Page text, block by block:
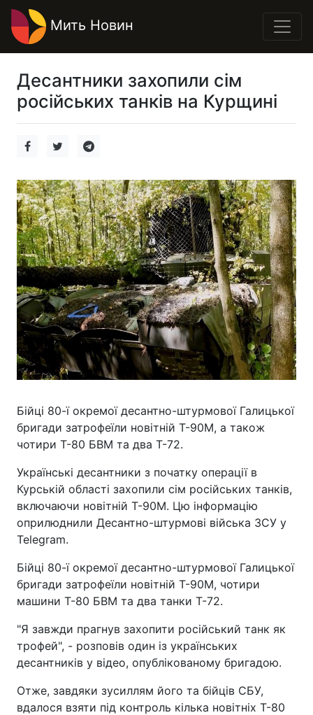
Мить Новин
Десантники захопили сім
російських танків на Курщині
Бійці 80-ї окремої десантно-штурмової Галицької
бригади затрофеїли новітній Т-90М, а також
чотири Т-80 БВМ та два Т-72.
Українські десантники з початку операції в
Курській області захопили сім російських танків,
включаючи новітній Т-90М. Цю інформацію
оприлюднили Десантно-штурмові війська ЗСУ у
Telegram.
Бійці 80-ї окремої десантно-штурмової Галицької
бригади затрофеїли новітній Т-90М, чотири
машини Т-80 БВМ та два танки Т-72.
"Я завжди прагнув захопити російський танк як
трофей", - розповів один із українських
десантників у відео, опублікованому бригадою.
Отже, завдяки зусиллям його та бійців СБУ,
вдалося взяти під контроль кілька новітніх Т-80